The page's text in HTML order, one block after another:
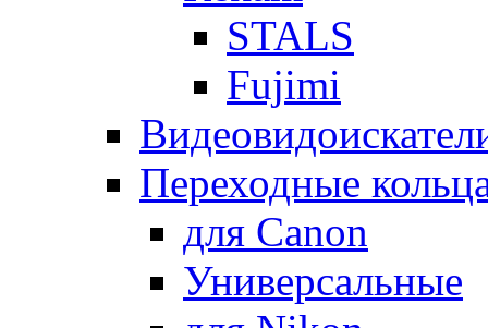
STALS
Fujimi
Переходные
для Canon
Универсальные